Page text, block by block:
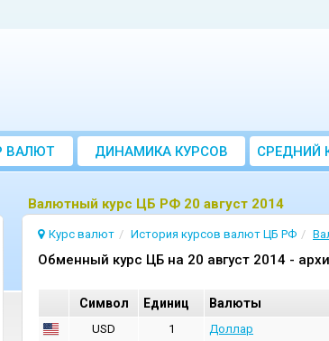
ВАЛЮТ ДИНАМИКА КУРСОВ
CРЕДНИЙ
ЗА
Bалютный курс ЦБ РФ 20 август 2014
Курс валют История курсов валют ЦБ РФ
Oбменный курс ЦБ на 20 август 2014 -
Cимвол Единиц Валюты
USD 1 Доллар